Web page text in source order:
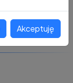
Akceptuję